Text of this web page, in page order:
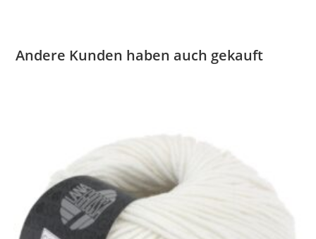
Andere Kunden haben auch gekauft